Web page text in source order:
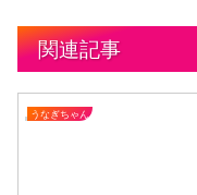
関連記事
うなぎちゃん